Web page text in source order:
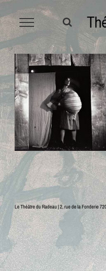
Passer
au
contenu
Le Théâtre du Radeau | 2, rue de la Fonderie